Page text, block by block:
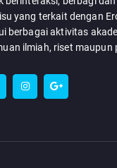
yang terkait dengan
berbagai aktivitas
ilmiah, riset maupun